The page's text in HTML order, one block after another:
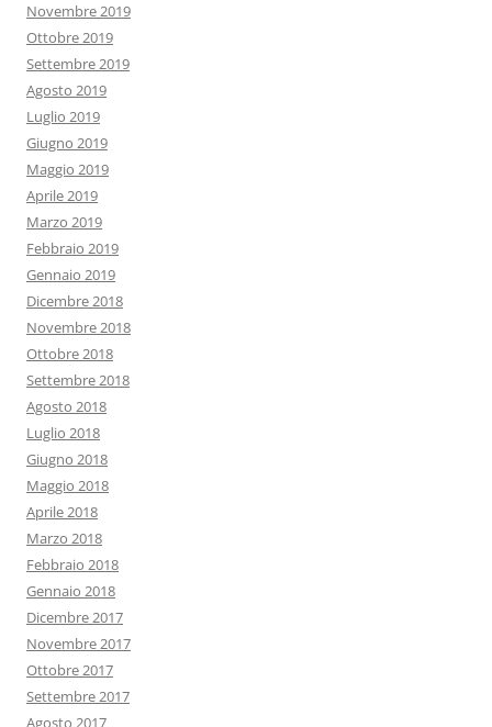
Novembre 2019
Ottobre 2019
Settembre 2019
Agosto 2019
Luglio 2019
Giugno 2019
Maggio 2019
Aprile 2019
Marzo 2019
Febbraio 2019
Gennaio 2019
Dicembre 2018
Novembre 2018
Ottobre 2018
Settembre 2018
Agosto 2018
Luglio 2018
Giugno 2018
Maggio 2018
Aprile 2018
Marzo 2018
Febbraio 2018
Gennaio 2018
Dicembre 2017
Novembre 2017
Ottobre 2017
Settembre 2017